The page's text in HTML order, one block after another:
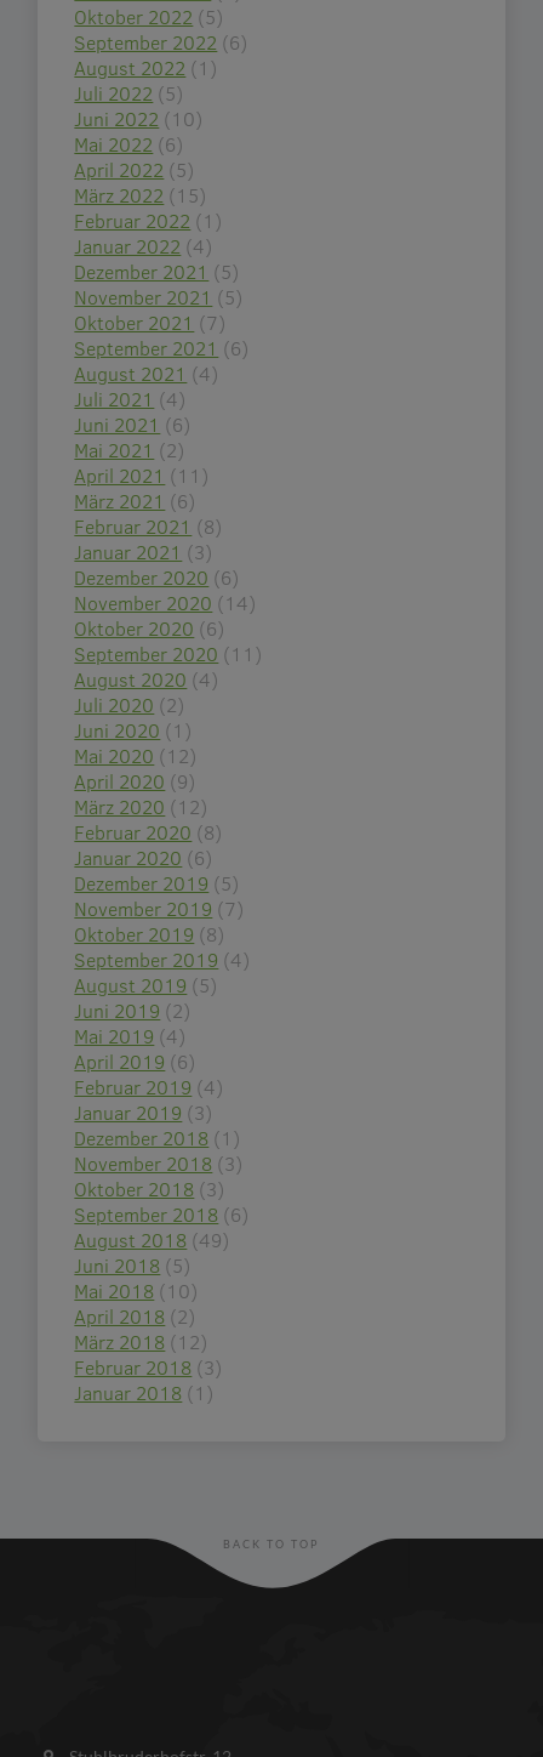
Oktober 2022 (5)
September 2022 (6)
August 2022 (1)
Juli 2022 (5)
Juni 2022 (10)
Mai 2022 (6)
April 2022 (5)
März 2022 (15)
Februar 2022 (1)
Januar 2022 (4)
Dezember 2021 (5)
November 2021 (5)
Oktober 2021 (7)
September 2021 (6)
August 2021 (4)
Juli 2021 (4)
Juni 2021 (6)
Mai 2021 (2)
April 2021 (11)
März 2021 (6)
Februar 2021 (8)
Januar 2021 (3)
Dezember 2020 (6)
November 2020 (14)
Oktober 2020 (6)
September 2020 (11)
August 2020 (4)
Juli 2020 (2)
Juni 2020 (1)
Mai 2020 (12)
April 2020 (9)
März 2020 (12)
Februar 2020 (8)
Januar 2020 (6)
Dezember 2019 (5)
November 2019 (7)
Oktober 2019 (8)
September 2019 (4)
August 2019 (5)
Juni 2019 (2)
Mai 2019 (4)
April 2019 (6)
Februar 2019 (4)
Januar 2019 (3)
Dezember 2018 (1)
November 2018 (3)
Oktober 2018 (3)
September 2018 (6)
August 2018 (49)
Juni 2018 (5)
Mai 2018 (10)
April 2018 (2)
März 2018 (12)
Februar 2018 (3)
Januar 2018 (1)
BACK TO TOP